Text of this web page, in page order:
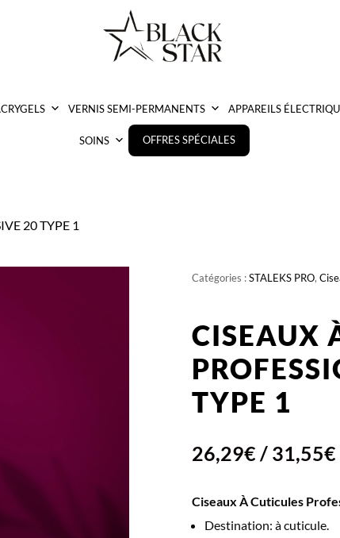
VERNIS SEMI-PERMANENTS APPAREILS
SOINS OFFRES SPÉCIALES
20 TYPE 1
Catégories :STALEKS PRO,
CISEAUX
TYPE 1
26,29€ / 31,55€
Ciseaux À Cuticules
Destination: à cuticule.